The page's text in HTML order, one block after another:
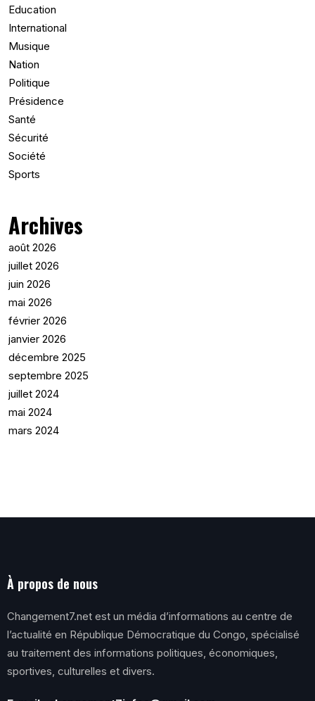
Education
International
Musique
Nation
Politique
Présidence
Santé
Sécurité
Société
Sports
Archives
août 2026
juillet 2026
juin 2026
mai 2026
février 2026
janvier 2026
décembre 2025
septembre 2025
juillet 2024
mai 2024
mars 2024
À propos de nous
Changement7.net est un média d’informations au centre de
l’actualité en République Démocratique du Congo, spécialisé
au traitement des informations politiques, économiques,
sportives, culturelles et divers.